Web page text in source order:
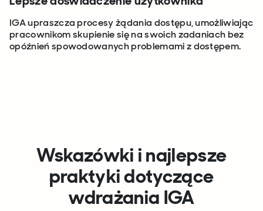
IGA upraszcza procesy żądania dostępu, umożliwiając
pracownikom skupienie się na swoich zadaniach bez
opóźnień spowodowanych problemami z dostępem.
Wskazówki i najlepsze
praktyki dotyczące
wdrażania IGA